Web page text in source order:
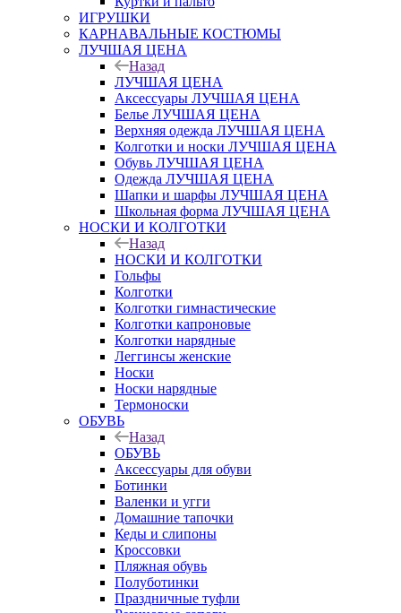
ИГРУШКИ
КАРНАВАЛЬНЫЕ КОСТЮМЫ
ЛУЧШАЯ ЦЕНА
Назад
ЛУЧШАЯ ЦЕНА
Аксессуары ЛУЧШАЯ ЦЕНА
Белье ЛУЧШАЯ ЦЕНА
Верхняя одежда ЛУЧШАЯ ЦЕНА
Колготки и носки ЛУЧШАЯ ЦЕНА
Обувь ЛУЧШАЯ ЦЕНА
Одежда ЛУЧШАЯ ЦЕНА
Шапки и шарфы ЛУЧШАЯ ЦЕНА
Школьная форма ЛУЧШАЯ ЦЕНА
НОСКИ И КОЛГОТКИ
Назад
НОСКИ И КОЛГОТКИ
Гольфы
Колготки
Колготки гимнастические
Колготки капроновые
Колготки нарядные
Леггинсы женские
Носки
Носки нарядные
Термоноски
ОБУВЬ
Назад
ОБУВЬ
Аксессуары для обуви
Ботинки
Валенки и угги
Домашние тапочки
Кеды и слипоны
Кроссовки
Пляжная обувь
Полуботинки
Праздничные туфли